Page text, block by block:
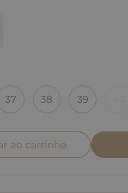
37 38 39
ao carrinho